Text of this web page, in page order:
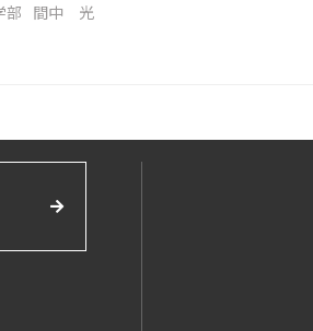
部 間中 光